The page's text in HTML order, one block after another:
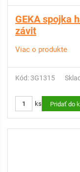
GEKA spojka
závit
Viac o produkte
Kód: 3G1315
ks Pridať do